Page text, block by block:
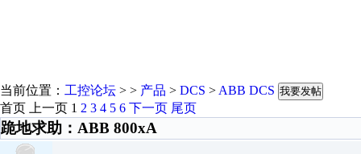
当前位置： 工控论坛 > > 产品 > DCS > ABB DCS 我要发帖
首页 上一页 1 2 3 4 5 6 下一页 尾页
跪地求助：ABB 800xA